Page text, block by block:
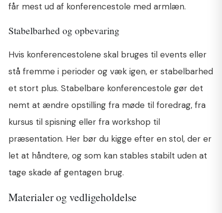
får mest ud af konferencestole med armlæn.
Stabelbarhed og opbevaring
Hvis konferencestolene skal bruges til events eller
stå fremme i perioder og væk igen, er stabelbarhed
et stort plus. Stabelbare konferencestole gør det
nemt at ændre opstilling fra møde til foredrag, fra
kursus til spisning eller fra workshop til
præsentation. Her bør du kigge efter en stol, der er
let at håndtere, og som kan stables stabilt uden at
tage skade af gentagen brug.
Materialer og vedligeholdelse